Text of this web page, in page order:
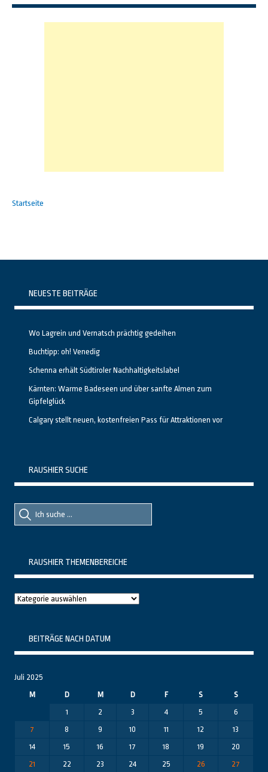
Startseite
NEUESTE BEITRÄGE
Wo Lagrein und Vernatsch prächtig gedeihen
Buchtipp: oh! Venedig
Schenna erhält Südtiroler Nachhaltigkeitslabel
Kärnten: Warme Badeseen und über sanfte Almen zum
Gipfelglück
Calgary stellt neuen, kostenfreien Pass für Attraktionen vor
RAUSHIER SUCHE
Suche
nach::
Suche
nach:
RAUSHIER THEMENBEREICHE
Raushier
BEITRÄGE NACH DATUM
Juli 2025
M
D M D F S
S
1
2 3 4 5
6
7
8 9 10 11 12
13
14
15 16 17 18 19
20
21
22 23 24 25 26
27